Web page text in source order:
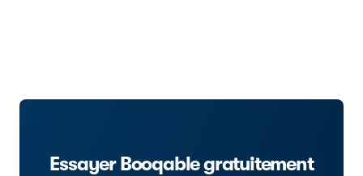
Essayer Booqable gratuitement